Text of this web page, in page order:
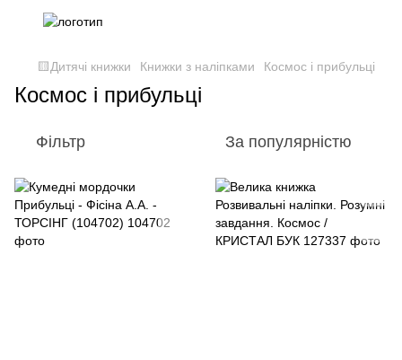
🟨Дитячі книжки Книжки з наліпками Космос і прибульці
Космос і прибульці
Фільтр За популярністю